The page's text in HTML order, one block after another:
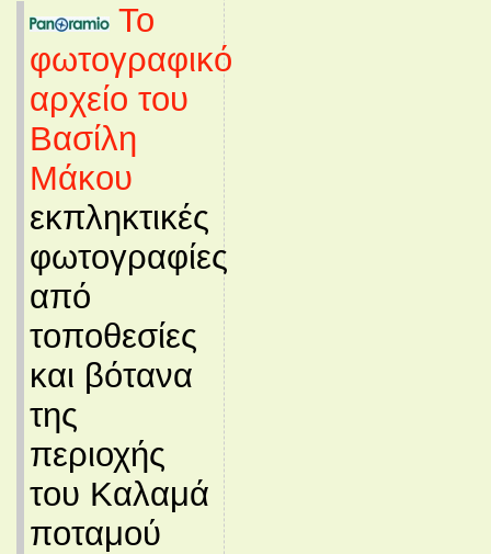
Το
φωτογραφικό
αρχείο του
Βασίλη
Μάκου
εκπληκτικές
φωτογραφίες
από
τοποθεσίες
και βότανα
της
περιοχής
του Καλαμά
ποταμού